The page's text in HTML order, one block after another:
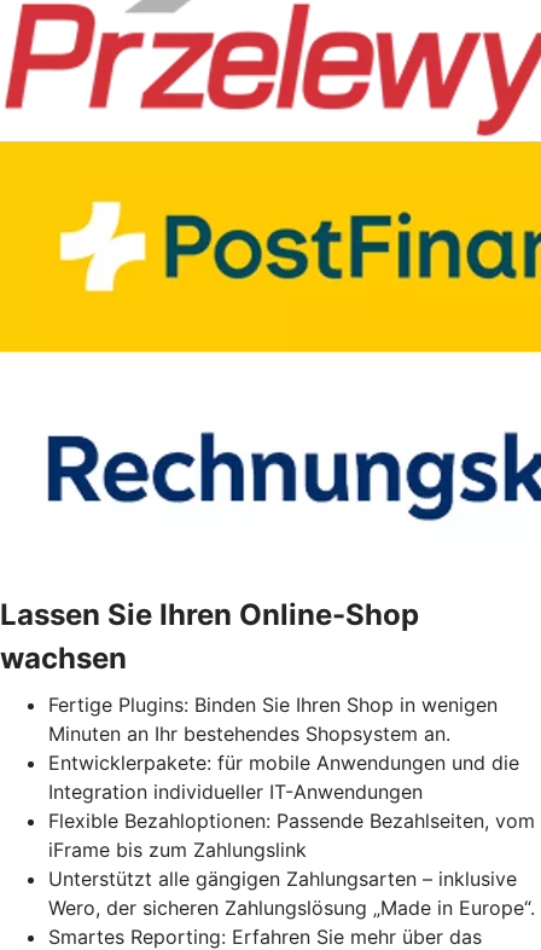
Lassen Sie Ihren Online-Shop
wachsen
Fertige Plugins: Binden Sie Ihren Shop in wenigen
Minuten an Ihr bestehendes Shopsystem an.
Entwicklerpakete: für mobile Anwendungen und die
Integration individueller IT-Anwendungen
Flexible Bezahloptionen: Passende Bezahlseiten, vom
iFrame bis zum Zahlungslink
Unterstützt alle gängigen Zahlungsarten – inklusive
Wero, der sicheren Zahlungslösung „Made in Europe“.
Smartes Reporting: Erfahren Sie mehr über das